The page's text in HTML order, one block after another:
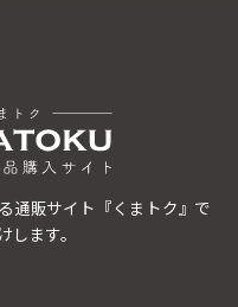
通販サイト『くまトク』で
ます。